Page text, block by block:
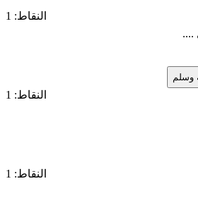
النقاط: 1
وسلم
النقاط: 1
النقاط: 1